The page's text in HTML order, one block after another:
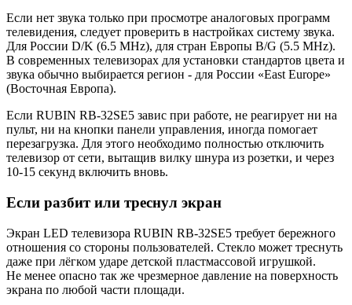
Если нет звука только при просмотре аналоговых программ
телевидения, следует проверить в настройках систему звука.
Для России D/K (6.5 MHz), для стран Европы B/G (5.5 MHz).
В современных телевизорах для установки стандартов цвета и
звука обычно выбирается регион - для России «East Europe»
(Восточная Европа).
Если RUBIN RB-32SE5 завис при работе, не реагирует ни на
пульт, ни на кнопки панели управления, иногда помогает
перезагрузка. Для этого необходимо полностью отключить
телевизор от сети, вытащив вилку шнура из розетки, и через
10-15 секунд включить вновь.
Если разбит или треснул экран
Экран LED телевизора RUBIN RB-32SE5 требует бережного
отношения со стороны пользователей. Стекло может треснуть
даже при лёгком ударе детской пластмассовой игрушкой.
Не менее опасно так же чрезмерное давление на поверхность
экрана по любой части площади.